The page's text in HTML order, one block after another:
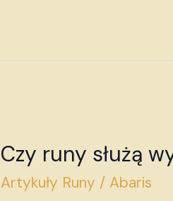
Czy runy służą
Artykuły Runy /Abaris
Czy
runy